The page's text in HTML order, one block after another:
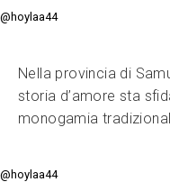
@hoylaa44
Nella provincia di
storia d’amore sta
monogamia
@hoylaa44